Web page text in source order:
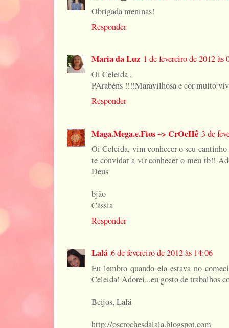
Obrigada meninas!
Responder
Maria da Luz 1 de fevereiro de 2012 às
Oi Celeida ,
PArabéns !!!!Maravilhosa e cor muito
Responder
Maga.Mega.e.Fios ~> CrOcHê 3 de
Oi Celeida, vim conhecer o seu
te convidar a vir conhecer o meu tb!!
Deus
bjão
Cássia
Responder
Lalá 6 de fevereiro de 2012 às 14:06
Eu lembro quando ela estava no
Celeida! Adorei...eu gosto de trabalhos
Beijos, Lalá
http://oscrochesdalala.blogspot.com